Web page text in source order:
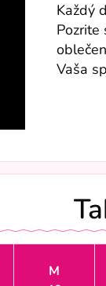
Každý
Pozrite
Vaša
M